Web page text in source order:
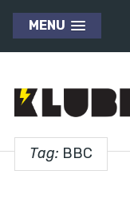
MENU
Tag: BBC